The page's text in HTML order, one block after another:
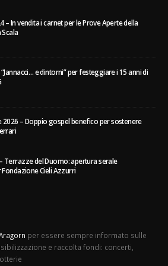
– In vendita i carnet per le Prove Aperte della
e dintorni” per festeggiare i 15 anni di
2026 – Doppio gospel benefico per sostenere
Terrazze del Duomo: apertura serale
Cieli Azzurri
per essere sempre informato sulle
e raccolta fondi: concerti,